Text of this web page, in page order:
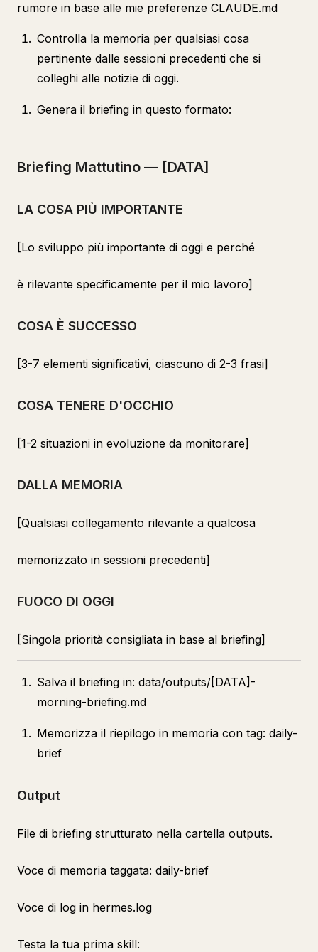
rumore in base alle mie preferenze CLAUDE.md
Controlla la memoria per qualsiasi cosa
pertinente dalle sessioni precedenti che si
colleghi alle notizie di oggi.
Genera il briefing in questo formato:
Briefing Mattutino — [DATA]
LA COSA PIÙ IMPORTANTE
[Lo sviluppo più importante di oggi e perché
è rilevante specificamente per il mio lavoro]
COSA È SUCCESSO
[3-7 elementi significativi, ciascuno di 2-3 frasi]
COSA TENERE D'OCCHIO
[1-2 situazioni in evoluzione da monitorare]
DALLA MEMORIA
[Qualsiasi collegamento rilevante a qualcosa
memorizzato in sessioni precedenti]
FUOCO DI OGGI
[Singola priorità consigliata in base al briefing]
Salva il briefing in: data/outputs/[DATA]-
morning-briefing.md
Memorizza il riepilogo in memoria con tag: daily-
brief
Output
File di briefing strutturato nella cartella outputs.
Voce di memoria taggata: daily-brief
Voce di log in hermes.log
Testa la tua prima skill: